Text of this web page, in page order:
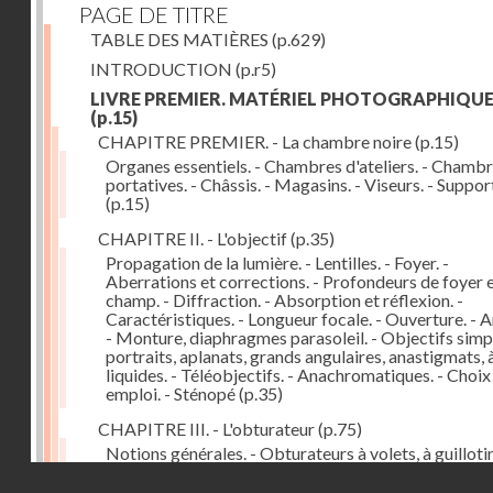
PAGE DE TITRE
TABLE DES MATIÈRES (p.629)
INTRODUCTION (p.r5)
LIVRE PREMIER. MATÉRIEL PHOTOGRAPHIQUE
(p.15)
CHAPITRE PREMIER. - La chambre noire(p.15)
Organes essentiels. - Chambres d'ateliers. -
portatives. - Châssis. - Magasins. - Viseurs. -
(p.15)
CHAPITRE II. - L'objectif(p.35)
Propagation de la lumière. - Lentilles. - Foyer. -
Aberrations et corrections. - Profondeurs de foyer
champ. - Diffraction. - Absorption et réflexion. -
Caractéristiques. - Longueur focale. - Ouverture. -
- Monture, diaphragmes parasoleil. - Objectifs
portraits, aplanats, grands angulaires, anastigmats,
liquides. - Téléobjectifs. - Anachromatiques. -
emploi. - Sténopé(p.35)
CHAPITRE III. - L'obturateur(p.75)
Notions générales. - Obturateurs à volets, à